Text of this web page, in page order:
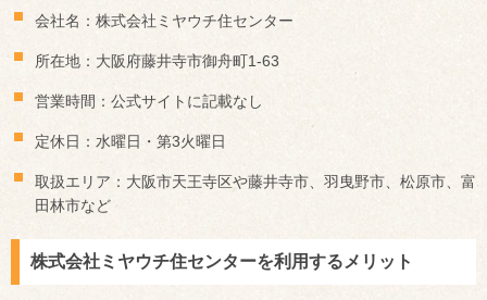
会社名：株式会社ミヤウチ住センター
所在地：大阪府藤井寺市御舟町1-63
営業時間：公式サイトに記載なし
定休日：水曜日・第3火曜日
取扱エリア：大阪市天王寺区や藤井寺市、羽曳野市、松原市、富
田林市など
株式会社ミヤウチ住センターを利用するメリット